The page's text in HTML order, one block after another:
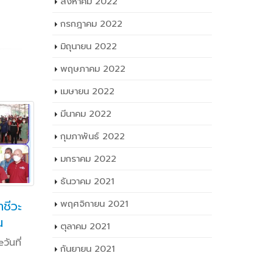
วะ
วันที่
ก.ย.
แผนกวิชาช่างก่อสร้าง
และสถาปัตยกรรม
สิงหาคม 2022
กรกฎาคม 2022
มิถุนายน 2022
พฤษภาคม 2022
เมษายน 2022
มีนาคม 2022
กุมภาพันธ์ 2022
มกราคม 2022
ธันวาคม 2021
พฤศจิกายน 2021
ตุลาคม 2021